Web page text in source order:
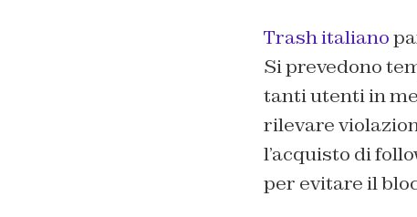
Trash italiano
Si prevedono
tanti utenti in
rilevare
l’acquisto di
per evitare il